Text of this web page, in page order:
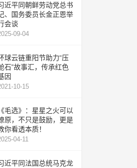
近平同朝鲜劳动党总书
、国务委员长金正恩举
会谈
09-04
球云链重阳节助力“压
石”故事汇，传承红色
因
10-15
《毛选》：星星之火可以
原，不只是鼓励，更是
你看透本质！
04-11
近平同法国总统马克龙